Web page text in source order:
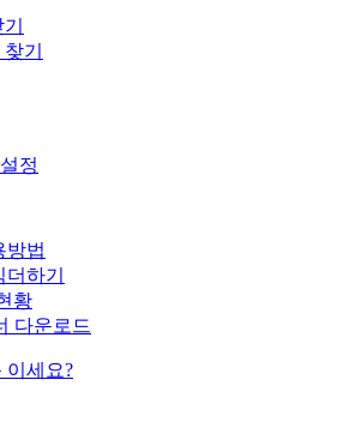
기
정
방법
하기
황
다운로드
이세요?